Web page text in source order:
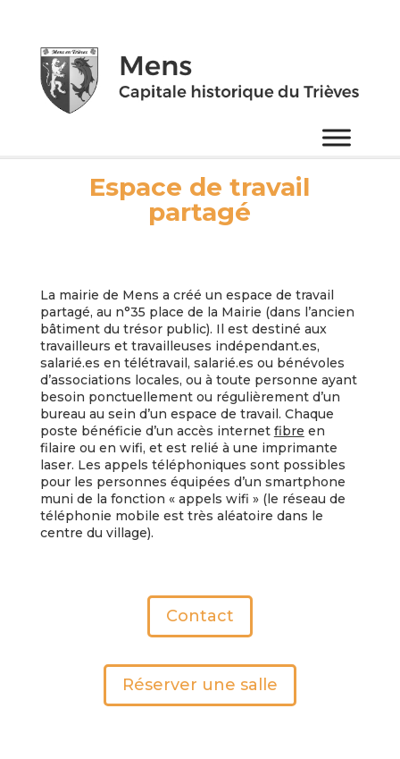
Espace de travail
partagé
La mairie de Mens a créé un espace de travail
partagé, au n°35 place de la Mairie (dans l’ancien
bâtiment du trésor public). Il est destiné aux
travailleurs et travailleuses indépendant.es,
salarié.es en télétravail, salarié.es ou bénévoles
d’associations locales, ou à toute personne ayant
besoin ponctuellement ou régulièrement d’un
bureau au sein d’un espace de travail. Chaque
poste bénéficie d’un accès internet fibre en
filaire ou en wifi, et est relié à une imprimante
laser. Les appels téléphoniques sont possibles
pour les personnes équipées d’un smartphone
muni de la fonction « appels wifi » (le réseau de
téléphonie mobile est très aléatoire dans le
centre du village).
Contact
Réserver une salle